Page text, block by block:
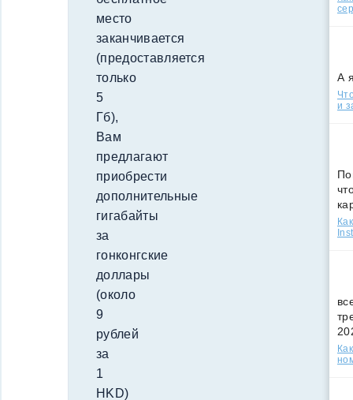
место
заканчивается
(предоставляется
только
5
Гб),
Вам
предлагают
приобрести
дополнительные
гигабайты
за
гонконгские
доллары
(около
9
рублей
за
1
HKD)
А
и